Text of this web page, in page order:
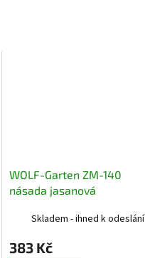
WOLF-Garten ZM-140
násada jasanová
Skladem - ihned k odeslání
383 Kč